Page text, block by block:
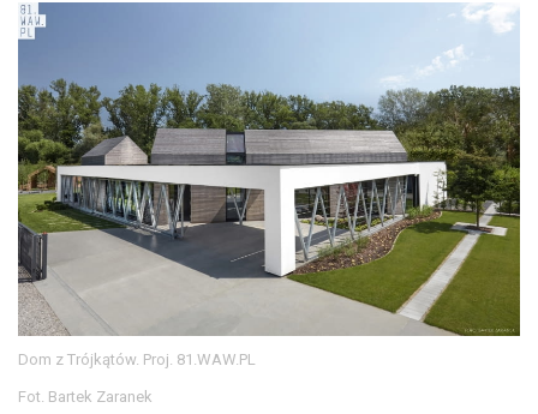
Dom z Trójkątów. Proj. 81.WAW.PL
Fot. Bartek Zaranek